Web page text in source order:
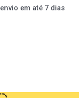
em até 7 dias